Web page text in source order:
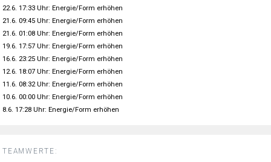
TEAMWERTE:
22.6. 17:33 Uhr: Energie/Form erhöhen
21.6. 09:45 Uhr: Energie/Form erhöhen
21.6. 01:08 Uhr: Energie/Form erhöhen
19.6. 17:57 Uhr: Energie/Form erhöhen
16.6. 23:25 Uhr: Energie/Form erhöhen
12.6. 18:07 Uhr: Energie/Form erhöhen
11.6. 08:32 Uhr: Energie/Form erhöhen
10.6. 00:00 Uhr: Energie/Form erhöhen
8.6. 17:28 Uhr: Energie/Form erhöhen